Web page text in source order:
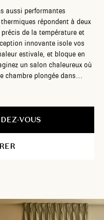
aussi performantes
répondent à deux
de la température et
innovante isole vos
estivale, et bloque en
chambre plongée dans
Ces rideaux, conçus sur
Parcourez dès à
la solution idéale pour
VOUS